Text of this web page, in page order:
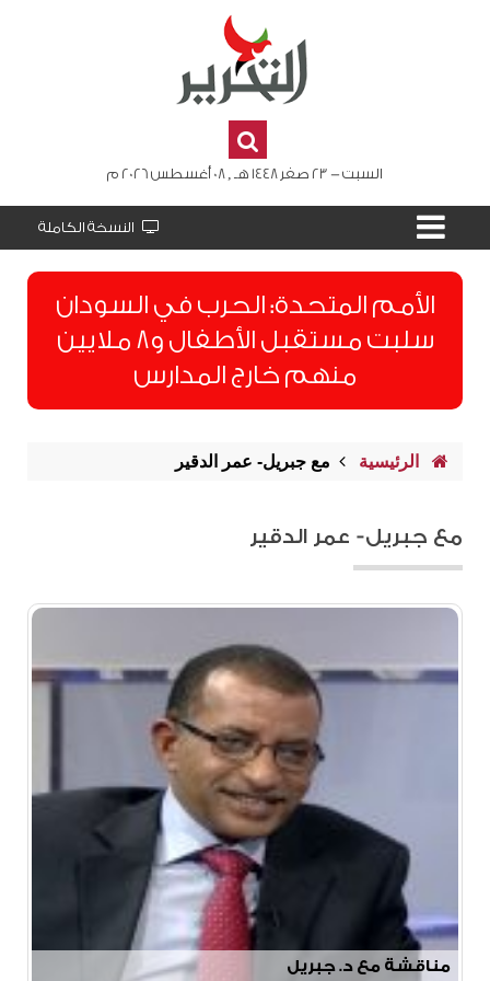
السبت - 23 صفر 1448 هـ , 08 أغسطس 2026 م
النسخة الكاملة
الأمم المتحدة: الحرب في السودان
سلبت مستقبل الأطفال و8 ملايين
منهم خارج المدارس
الرئيسية مع جبريل- عمر الدقير
مع جبريل- عمر الدقير
مناقشة مع د. جبريل